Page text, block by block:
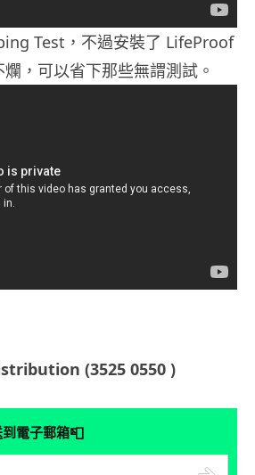
Test，不過安裝了 LifeProof
，可以省下那些無謂測試。
(3525 0550 )
電子郵箱📮